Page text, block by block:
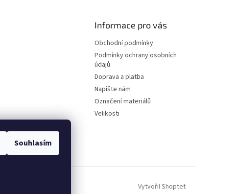
Souhlasím
Informace pro vás
Obchodní podmínky
Podmínky ochrany osobních
údajů
Doprava a platba
Napište nám
Označení materiálů
Velikosti
Vytvořil Shoptet